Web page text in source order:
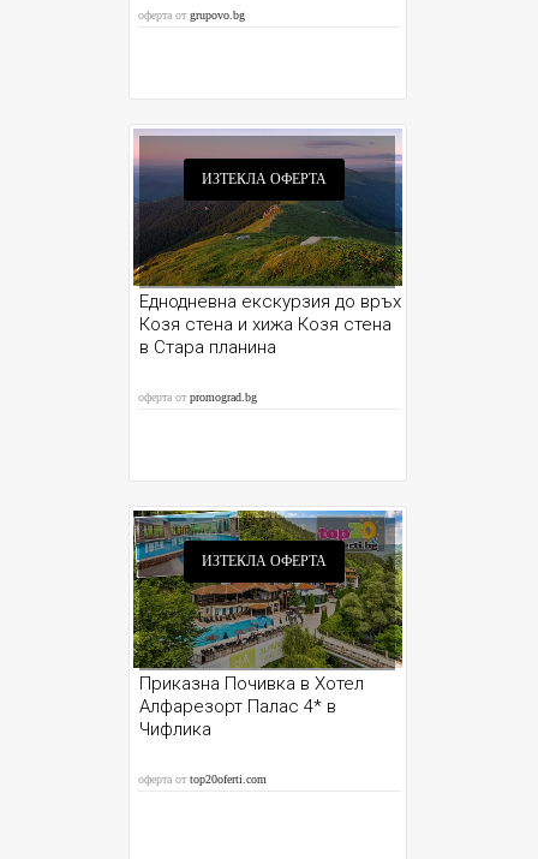
оферта отgrupovo.bg
ИЗТЕКЛА ОФЕРТА
Еднодневна екскурзия до връх
Козя стена и хижа Козя стена
в Стара планина
оферта отpromograd.bg
ИЗТЕКЛА ОФЕРТА
Приказна Почивка в Хотел
Алфарезорт Палас 4* в
Чифлика
оферта отtop20oferti.com